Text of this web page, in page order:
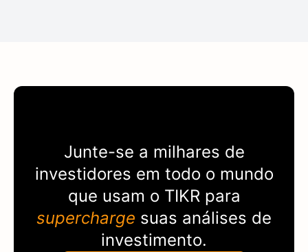
Junte-se a milhares de
investidores em todo o mundo
que usam o TIKR para
supercharge suas análises de
investimento.